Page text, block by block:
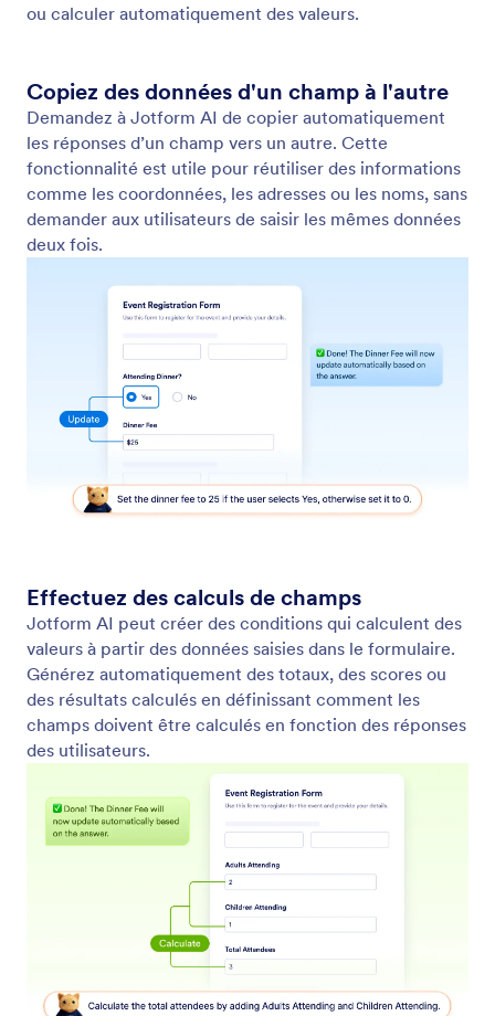
ou calculer automatiquement des valeurs.
Copiez des données d'un champ à l'autre
Demandez à Jotform AI de copier automatiquement
les réponses d’un champ vers un autre. Cette
fonctionnalité est utile pour réutiliser des informations
comme les coordonnées, les adresses ou les noms, sans
demander aux utilisateurs de saisir les mêmes données
deux fois.
Effectuez des calculs de champs
Jotform AI peut créer des conditions qui calculent des
valeurs à partir des données saisies dans le formulaire.
Générez automatiquement des totaux, des scores ou
des résultats calculés en définissant comment les
champs doivent être calculés en fonction des réponses
des utilisateurs.